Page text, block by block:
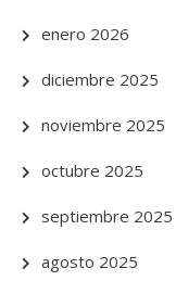
enero 2026
diciembre 2025
noviembre 2025
octubre 2025
septiembre 2025
agosto 2025